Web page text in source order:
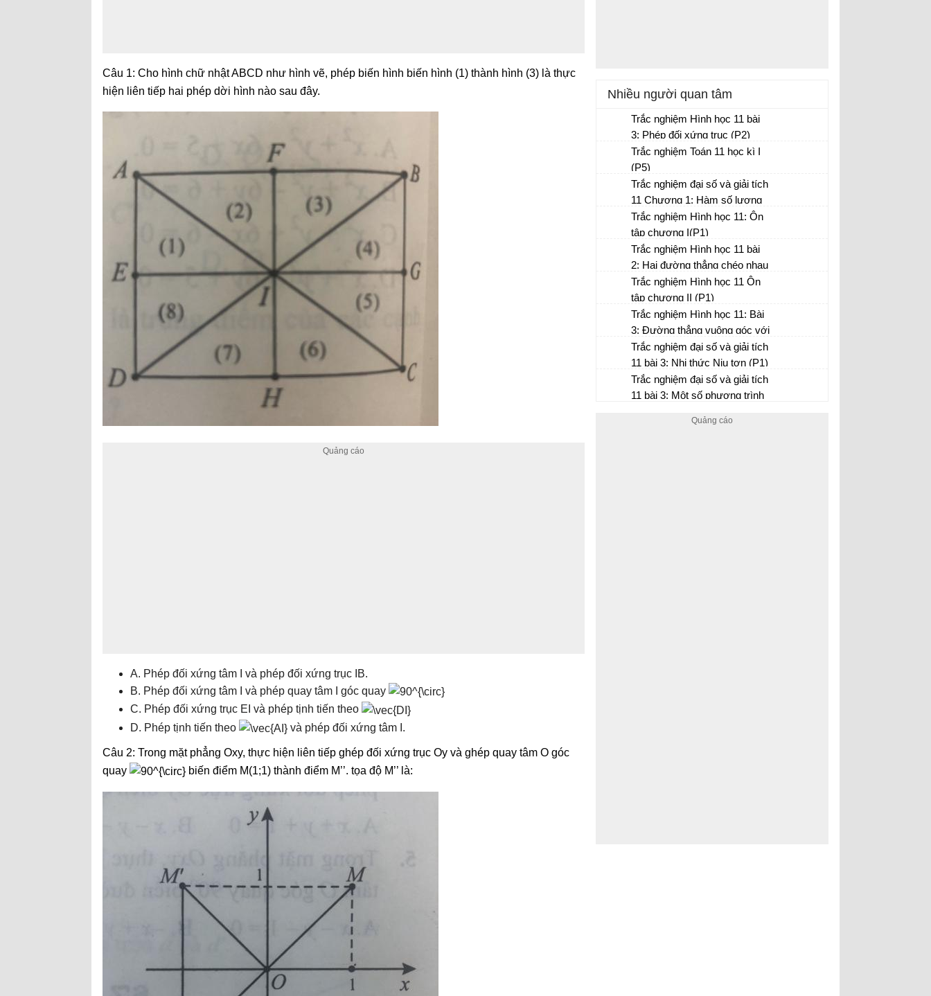
Câu 1: Cho hình chữ nhật ABCD như hình vẽ, phép biến hình biến hình (1) thành hình (3) là thực
hiện liên tiếp hai phép dời hình nào sau đây.
A. Phép đối xứng tâm I và phép đối xứng trục IB.
B. Phép đối xứng tâm I và phép quay tâm I góc quay
C. Phép đối xứng trục EI và phép tịnh tiến theo
D. Phép tịnh tiến theo
và phép đối xứng tâm I.
Câu 2: Trong mặt phẳng Oxy, thực hiện liên tiếp ghép đối xứng trục Oy và ghép quay tâm O góc
quay
biến điểm M(1;1) thành điểm M’’. tọa độ M’’ là:
Nhiều người quan tâm
Trắc nghiệm Hình học 11 bài
3: Phép đối xứng trục (P2)
Trắc nghiệm Toán 11 học kì I
(P5)
Trắc nghiệm đại số và giải tích
11 Chương 1: Hàm số lượng
giác và phương trình lượng
giác (P2)
Trắc nghiệm Hình học 11: Ôn
tập chương I(P1)
Trắc nghiệm Hình học 11 bài
2: Hai đường thẳng chéo nhau
và hai đường thẳng song song
(P1)
Trắc nghiệm Hình học 11 Ôn
tập chương II (P1)
Trắc nghiệm Hình học 11: Bài
3: Đường thẳng vuông góc với
mặt phẳng (P1)
Trắc nghiệm đại số và giải tích
11 bài 3: Nhị thức Niu tơn (P1)
Trắc nghiệm đại số và giải tích
11 bài 3: Một số phương trình